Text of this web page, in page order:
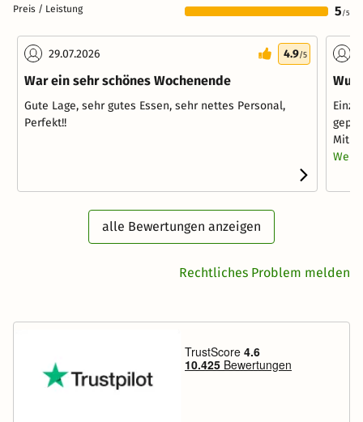
Preis / Leistung 5 /5
29.07.2026 4.9/5
War ein sehr schönes Wochenende
Gute Lage, sehr gutes Essen, sehr nettes Personal,
Perfekt!!
Mit
alle Bewertungen anzeigen
Rechtliches Problem melden